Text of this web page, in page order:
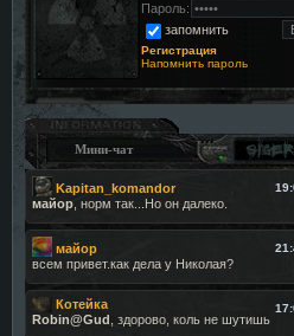
Пароль:
запомнить
Регистрация
Напомнить пароль
Мини-чат